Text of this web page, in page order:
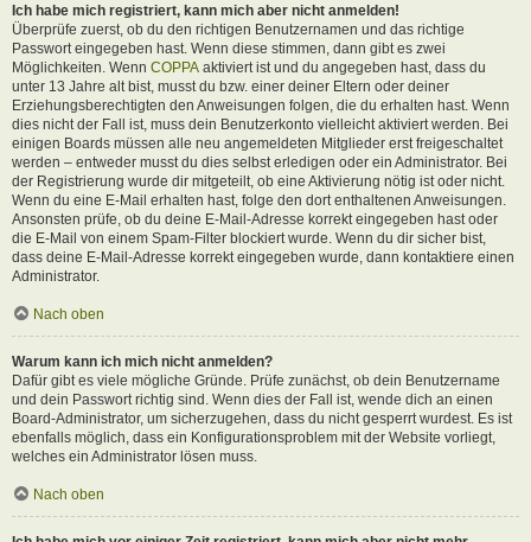
Ich habe mich registriert, kann mich aber nicht anmelden!
Überprüfe zuerst, ob du den richtigen Benutzernamen und das richtige
Passwort eingegeben hast. Wenn diese stimmen, dann gibt es zwei
Möglichkeiten. Wenn COPPA aktiviert ist und du angegeben hast, dass du
unter 13 Jahre alt bist, musst du bzw. einer deiner Eltern oder deiner
Erziehungsberechtigten den Anweisungen folgen, die du erhalten hast. Wenn
dies nicht der Fall ist, muss dein Benutzerkonto vielleicht aktiviert werden. Bei
einigen Boards müssen alle neu angemeldeten Mitglieder erst freigeschaltet
werden – entweder musst du dies selbst erledigen oder ein Administrator. Bei
der Registrierung wurde dir mitgeteilt, ob eine Aktivierung nötig ist oder nicht.
Wenn du eine E-Mail erhalten hast, folge den dort enthaltenen Anweisungen.
Ansonsten prüfe, ob du deine E-Mail-Adresse korrekt eingegeben hast oder
die E-Mail von einem Spam-Filter blockiert wurde. Wenn du dir sicher bist,
dass deine E-Mail-Adresse korrekt eingegeben wurde, dann kontaktiere einen
Administrator.
Nach oben
Warum kann ich mich nicht anmelden?
Dafür gibt es viele mögliche Gründe. Prüfe zunächst, ob dein Benutzername
und dein Passwort richtig sind. Wenn dies der Fall ist, wende dich an einen
Board-Administrator, um sicherzugehen, dass du nicht gesperrt wurdest. Es ist
ebenfalls möglich, dass ein Konfigurationsproblem mit der Website vorliegt,
welches ein Administrator lösen muss.
Nach oben